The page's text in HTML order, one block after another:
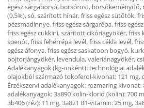
egész sárgaborsó, borsórost, borsókeményítő,
(0,5%), só, szárított hínár, friss egész sütőtök,
pézsmadinnye, friss egész sárgarépa, friss
friss egész cukkini, szárított cikóriagyökér, friss
spenót, friss fehérrépa levél, friss cékla levél,
egész áfonya, friss egész saskatoon bogyó,
bojtorjángyökér, levendula, valeriánagyökér,
Adalékanyagok (kg-onként): technológiai
olajokból származó tokoferol-kivonat: 121 mg,
Érzékszervi adalékanyagok: rozmaring kivonat:
adalékanyagok: 3a890 kolin-klorid (kolin): 700
3b406 (réz): 11 mg, 3a821 B1-vitamin: 25 mg,